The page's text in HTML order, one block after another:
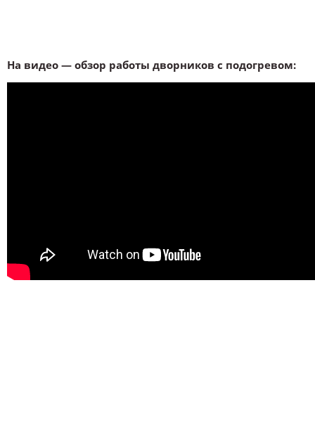
На видео — обзор работы дворников с подогревом: